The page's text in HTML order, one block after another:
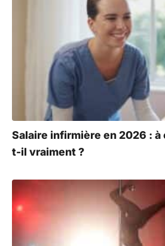
Salaire infirmière en 2026 : à
t-il vraiment ?